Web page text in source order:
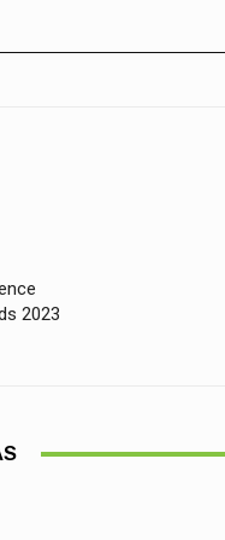
2023